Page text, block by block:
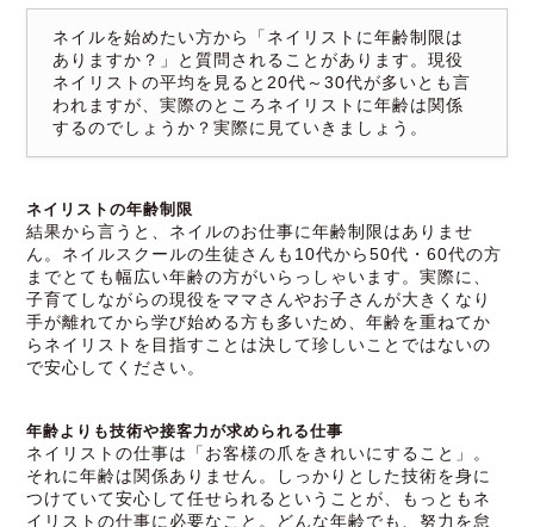
ネイルを始めたい方から「ネイリストに年齢制限は
ありますか？」と質問されることがあります。現役
ネイリストの平均を見ると20代～30代が多いとも言
われますが、実際のところネイリストに年齢は関係
するのでしょうか？実際に見ていきましょう。
ネイリストの年齢制限
結果から言うと、ネイルのお仕事に年齢制限はありませ
ん。ネイルスクールの生徒さんも10代から50代・60代の方
までとても幅広い年齢の方がいらっしゃいます。実際に、
子育てしながらの現役をママさんやお子さんが大きくなり
手が離れてから学び始める方も多いため、年齢を重ねてか
らネイリストを目指すことは決して珍しいことではないの
で安心してください。
年齢よりも技術や接客力が求められる仕事
ネイリストの仕事は「お客様の爪をきれいにすること」。
それに年齢は関係ありません。しっかりとした技術を身に
つけていて安心して任せられるということが、もっともネ
イリストの仕事に必要なこと。どんな年齢でも、努力を怠